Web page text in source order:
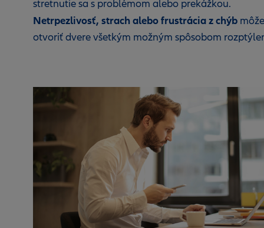
stretnutie sa s problémom alebo prekážkou.
Netrpezlivosť, strach alebo frustrácia z chýb môže
otvoriť dvere všetkým možným spôsobom